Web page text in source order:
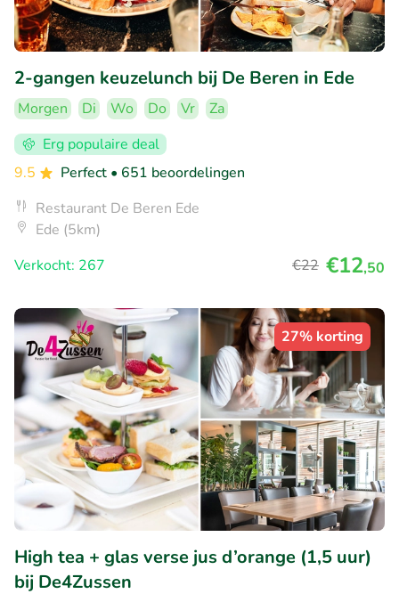
2-gangen keuzelunch bij De Beren in Ede
Morgen Di Wo Do Vr
Za
Erg populaire deal
9.5
Perfect • 651 beoordelingen
Restaurant De Beren Ede
Ede (5km)
Verkocht: 267
€22 €12,50
27% korting
High tea + glas verse jus d’orange (1,5 uur)
bij De4Zussen